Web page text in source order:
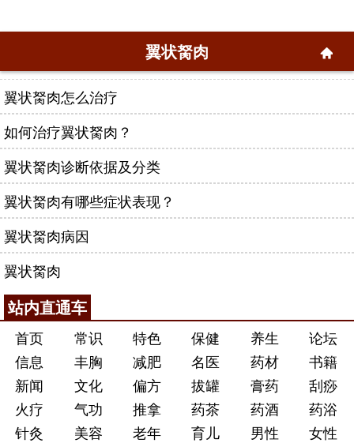
翼状胬肉
翼状胬肉怎么治疗
如何治疗翼状胬肉？
翼状胬肉诊断依据及分类
翼状胬肉有哪些症状表现？
翼状胬肉病因
翼状胬肉
站内直通车
首页 常识 特色 保健 养生
论坛
信息
丰胸 减肥 名医 药材
书籍
新闻
文化 偏方 拔罐 膏药
刮痧
火疗
气功 推拿 药茶 药酒
药浴
针灸
美容 老年 育儿 男性
女性